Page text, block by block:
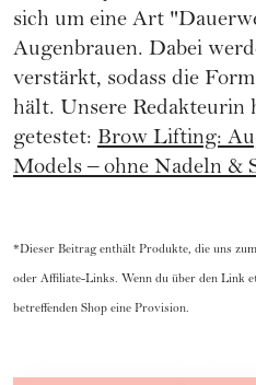
sich um eine Art
Augenbrauen. Dabei
verstärkt, sodass die
hält. Unsere Redakteurin
getestet: Brow Lifting:
Models – ohne Nadeln &
*Dieser Beitrag enthält Produkte, die uns
oder Affiliate-Links. Wenn du über den Link
betreffenden Shop eine Provision.